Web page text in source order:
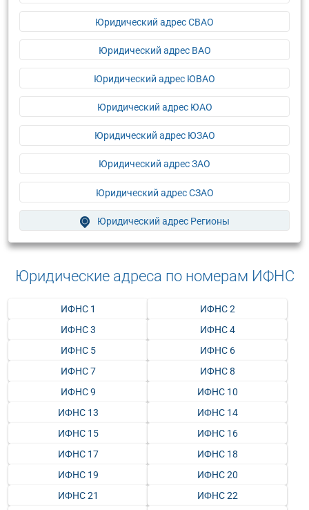
Юридический адрес СВАО
Юридический адрес ВАО
Юридический адрес ЮВАО
Юридический адрес ЮАО
Юридический адрес ЮЗАО
Юридический адрес ЗАО
Юридический адрес СЗАО
Юридический адрес Регионы
Юридические адреса по номерам ИФНС
ИФНС 1
ИФНС 2
ИФНС 3
ИФНС 4
ИФНС 5
ИФНС 6
ИФНС 7
ИФНС 8
ИФНС 9
ИФНС 10
ИФНС 13
ИФНС 14
ИФНС 15
ИФНС 16
ИФНС 17
ИФНС 18
ИФНС 19
ИФНС 20
ИФНС 21
ИФНС 22